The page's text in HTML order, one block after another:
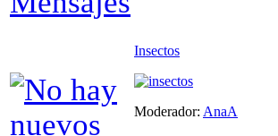
Insectos
Moderador: AnaA